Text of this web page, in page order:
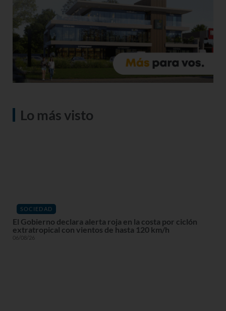
Lo más visto
SOCIEDAD
El Gobierno declara alerta roja en la costa por ciclón
extratropical con vientos de hasta 120 km/h
06/08/26